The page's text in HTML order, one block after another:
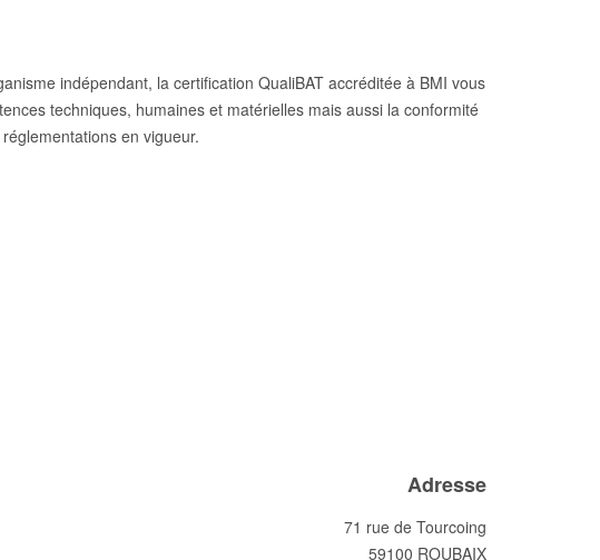
indépendant, la certification QualiBAT accréditée à BMI vous
techniques, humaines et matérielles mais aussi la conformité
en vigueur.
Adresse
71 rue de Tourcoing
59100 ROUBAIX